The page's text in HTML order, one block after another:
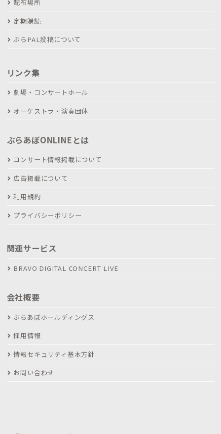
配布場所
定期購読
ぶらPAL投稿について
リンク集
劇場・コンサートホール
オーケストラ・演奏団体
ぶらあぼONLINEとは
コンサート情報掲載について
広告掲載について
利用規約
プライバシーポリシー
関連サービス
BRAVO DIGITAL CONCERT LIVE
会社概要
ぶらあぼホールディングス
採用情報
情報セキュリティ基本方針
お問い合わせ